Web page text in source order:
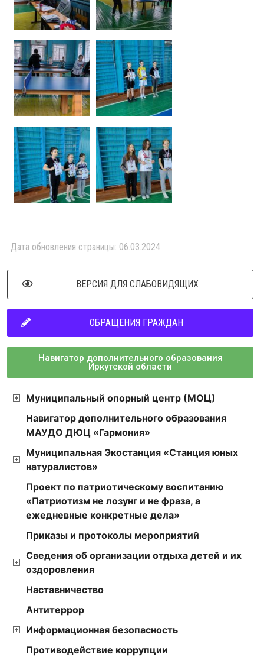
Дата обновления страницы: 06.03.2024
ВЕРСИЯ ДЛЯ СЛАБОВИДЯЩИХ
ОБРАЩЕНИЯ ГРАЖДАН
Навигатор дополнительного образования
Иркутской области
Муниципальный опорный центр (МОЦ)
Навигатор дополнительного образования
МАУДО ДЮЦ «Гармония»
Муниципальная Экостанция «Станция юных
натуралистов»
Проект по патриотическому воспитанию
«Патриотизм не лозунг и не фраза, а
ежедневные конкретные дела»
Приказы и протоколы мероприятий
Сведения об организации отдыха детей и их
оздоровления
Наставничество
Антитеррор
Информационная безопасность
Противодействие коррупции